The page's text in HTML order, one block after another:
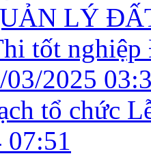
LÝ
tốt
03/2025
tổ chức
07:51